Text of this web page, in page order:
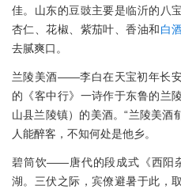
佳。山东的豆豉主要是临沂的八
杏仁、花椒、紫茄叶、香油和白
去腻爽口。
兰陵美酒——李白在天宝初年长
的《客中行》一诗作于东鲁的兰
山县兰陵镇）的美酒。“兰陵美酒
人能醉客，不知何处是他乡。
碧筒饮——唐代的段成式《西阳
湖。三伏之际，宾僚避暑于此，